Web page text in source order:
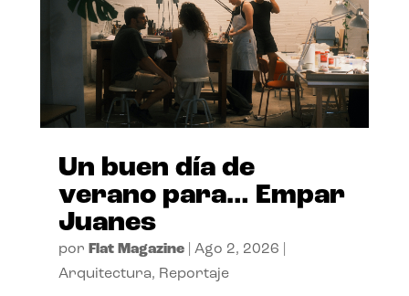
Un buen día de
verano para… Empar
Juanes
por Flat Magazine| Ago 2, 2026
Arquitectura, Reportaje